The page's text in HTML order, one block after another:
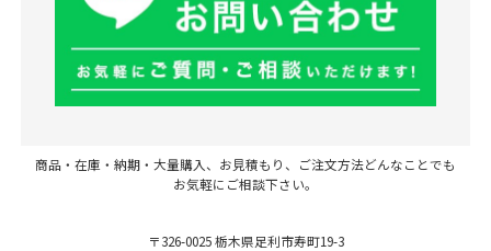
商品・在庫・納期・大量購入、お見積もり、ご注文方法どんなことでも
お気軽にご相談下さい。
〒326-0025 栃木県足利市寿町19-3